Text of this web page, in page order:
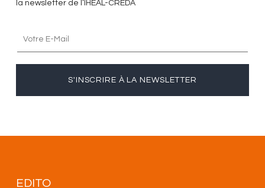
la newsletter de l’IHEAL-CREDA
S'INSCRIRE À LA NEWSLETTER
EDITO